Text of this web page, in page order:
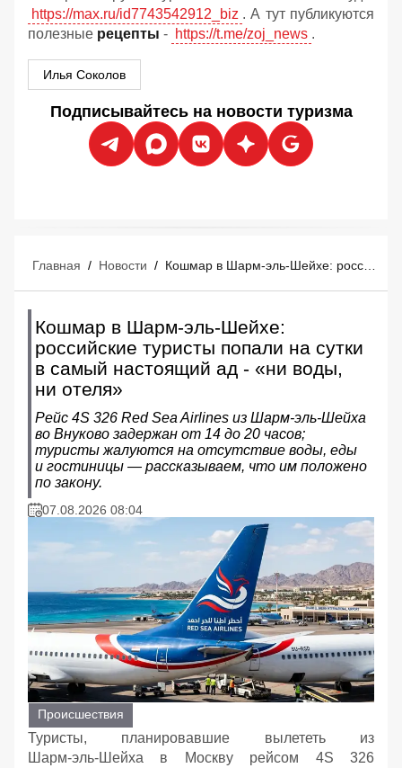
https://max.ru/id7743542912_biz . А тут публикуются
полезные рецепты - https://t.me/zoj_news .
Илья Соколов
Подписывайтесь на новости туризма
Главная / Новости /
Кошмар в Шарм-эль-Шейхе:
российские туристы попали на сутки
в самый настоящий ад - «ни воды,
ни отеля»
Рейс 4S 326 Red Sea Airlines из Шарм‑эль‑Шейха
во Внуково задержан от 14 до 20 часов;
туристы жалуются на отсутствие воды, еды
и гостиницы — рассказываем, что им положено
по закону.
07.08.2026 08:04
Происшествия
Туристы, планировавшие вылететь из
Шарм‑эль‑Шейха в Москву рейсом 4S 326